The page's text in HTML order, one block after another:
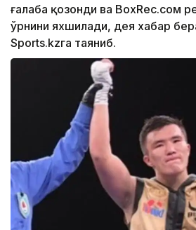
ғалаба қозонди ва BoxRec.cом
ўрнини яхшилади, дея хабар
Sports.kzга таяниб.